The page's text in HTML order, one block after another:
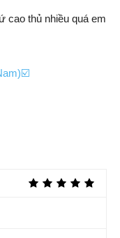
cao thủ nhiều quá em